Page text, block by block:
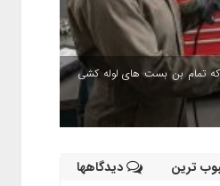
که تمام بن بست های لوله کشی
ترین دیدگاهها